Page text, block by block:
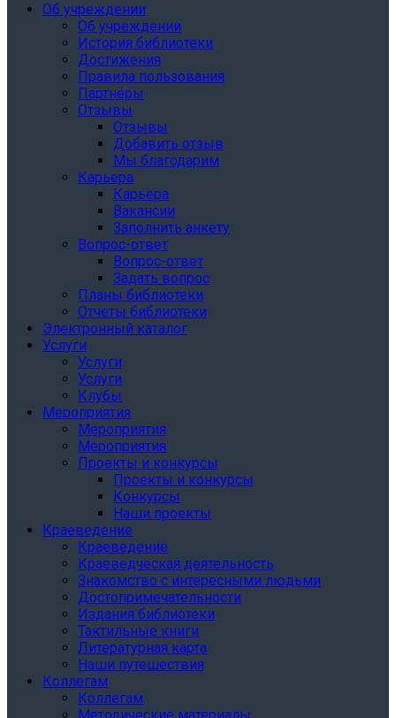
Об учреждении
Об учреждении
История библиотеки
Достижения
Правила пользования
Партнёры
Отзывы
Отзывы
Добавить отзыв
Мы благодарим
Карьера
Карьера
Вакансии
Заполнить анкету
Вопрос-ответ
Вопрос-ответ
Задать вопрос
Планы библиотеки
Отчеты библиотеки
Электронный каталог
Услуги
Услуги
Услуги
Клубы
Мероприятия
Мероприятия
Мероприятия
Проекты и конкурсы
Проекты и конкурсы
Конкурсы
Наши проекты
Краеведение
Краеведение
Краеведческая деятельность
Знакомство с интересными людьми
Достопримечательности
Издания библиотеки
Тактильные книги
Литературная карта
Наши путешествия
Коллегам
Коллегам